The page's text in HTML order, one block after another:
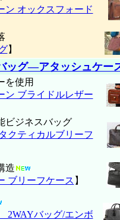
ン オックスフォード
】
ッグ―アタッシュケー
を使用
ン ブライドルレザー
ビジネスバッグ
クティカルブリーフ
造
ブリーフケース 】
2WAYバッグ/エンボ